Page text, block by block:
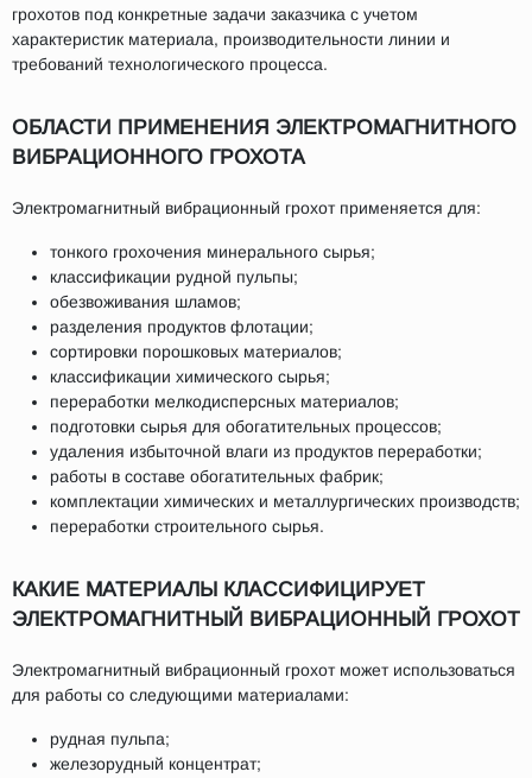
грохотов под конкретные задачи заказчика с учетом
характеристик материала, производительности линии и
требований технологического процесса.
ОБЛАСТИ ПРИМЕНЕНИЯ ЭЛЕКТРОМАГНИТНОГО
ВИБРАЦИОННОГО ГРОХОТА
Электромагнитный вибрационный грохот применяется для:
тонкого грохочения минерального сырья;
классификации рудной пульпы;
обезвоживания шламов;
разделения продуктов флотации;
сортировки порошковых материалов;
классификации химического сырья;
переработки мелкодисперсных материалов;
подготовки сырья для обогатительных процессов;
удаления избыточной влаги из продуктов переработки;
работы в составе обогатительных фабрик;
комплектации химических и металлургических производств;
переработки строительного сырья.
КАКИЕ МАТЕРИАЛЫ КЛАССИФИЦИРУЕТ
ЭЛЕКТРОМАГНИТНЫЙ ВИБРАЦИОННЫЙ ГРОХОТ
Электромагнитный вибрационный грохот может использоваться
для работы со следующими материалами:
рудная пульпа;
железорудный концентрат;